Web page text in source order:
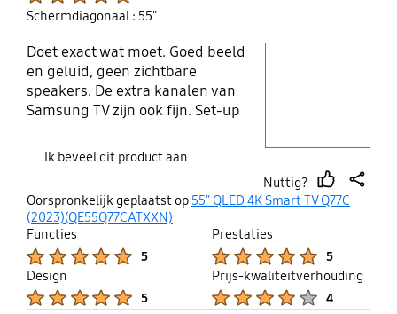
makkelijke bediening, even wennen.
Schermdiagonaal : 55"
Doet exact wat moet. Goed beeld
en geluid, geen zichtbare
speakers. De extra kanalen van
Samsung TV zijn ook fijn. Set-up
Gebruiksvriendelijk, oma kan er
ook mee werken.
Ik beveel dit product aan
Nuttig?
thumbshare
Oorspronkelijk geplaatst op 55" QLED 4K Smart TV Q77C
(2023)(QE55Q77CATXXN)
Functies
5
Prestaties
5
Design
5
Prijs-kwaliteitverhouding
4